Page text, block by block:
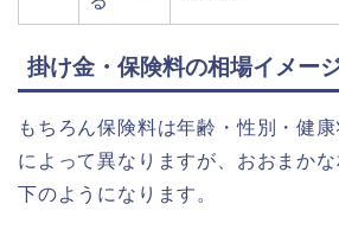
掛け金・保険料の相場イメー
もちろん保険料は年齢・性別・健
によって異なりますが、おおまか
下のようになります。